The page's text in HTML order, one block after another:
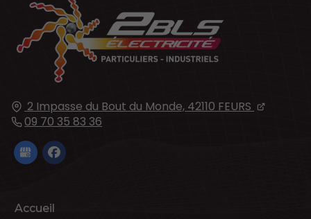
2 Impasse du Bout du Monde, 42110 FEURS
09 70 35 83 36
Accueil